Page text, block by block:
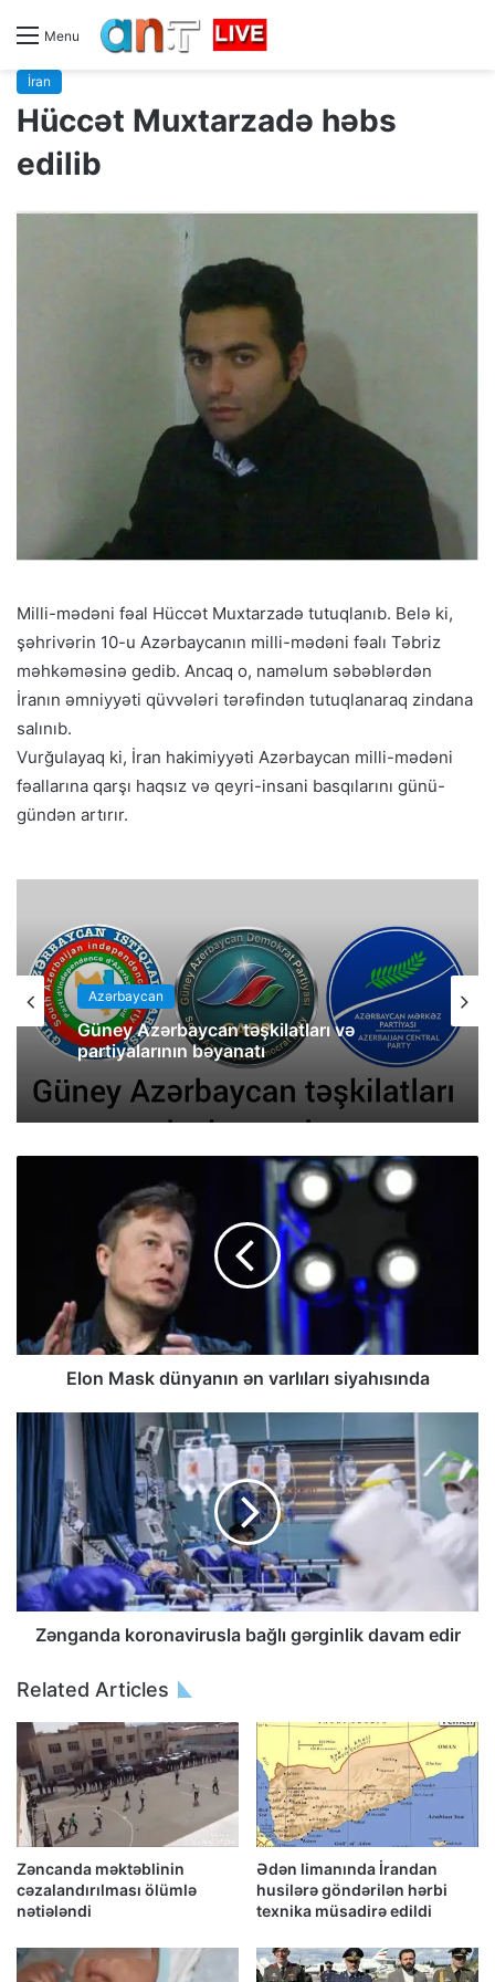
Menu
İran
Hüccət Muxtarzadə həbs
edilib
Milli-mədəni fəal Hüccət Muxtarzadə tutuqlanıb. Belə ki,
şəhrivərin 10-u Azərbaycanın milli-mədəni fəalı Təbriz
məhkəməsinə gedib. Ancaq o, naməlum səbəblərdən
İranın əmniyyəti qüvvələri tərəfindən tutuqlanaraq zindana
salınıb.
Vurğulayaq ki, İran hakimiyyəti Azərbaycan milli-mədəni
fəallarına qarşı haqsız və qeyri-insani basqılarını günü-
gündən artırır.
Azərbaycan
Güney Azərbaycan təşkilatları və
partiyalarının bəyanatı
Elon Mask dünyanın ən varlıları siyahısında
Zənganda koronavirusla bağlı gərginlik davam edir
Related Articles
Zəncanda məktəblinin
cəzalandırılması ölümlə
nətiələndi
Ədən limanında İrandan
husilərə göndərilən hərbi
texnika müsadirə edildi